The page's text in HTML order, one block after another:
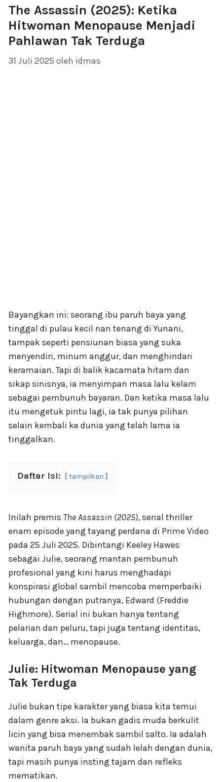
The Assassin (2025): Ketika
Hitwoman Menopause Menjadi
Pahlawan Tak Terduga
31 Juli 2025 oleh idmas
Bayangkan ini: seorang ibu paruh baya yang
tinggal di pulau kecil nan tenang di Yunani,
tampak seperti pensiunan biasa yang suka
menyendiri, minum anggur, dan menghindari
keramaian. Tapi di balik kacamata hitam dan
sikap sinisnya, ia menyimpan masa lalu kelam
sebagai pembunuh bayaran. Dan ketika masa lalu
itu mengetuk pintu lagi, ia tak punya pilihan
selain kembali ke dunia yang telah lama ia
tinggalkan.
Daftar Isi: tampilkan
Inilah premis The Assassin (2025), serial thriller
enam episode yang tayang perdana di Prime Video
pada 25 Juli 2025. Dibintangi Keeley Hawes
sebagai Julie, seorang mantan pembunuh
profesional yang kini harus menghadapi
konspirasi global sambil mencoba memperbaiki
hubungan dengan putranya, Edward (Freddie
Highmore). Serial ini bukan hanya tentang
pelarian dan peluru, tapi juga tentang identitas,
keluarga, dan… menopause.
Julie: Hitwoman Menopause yang
Tak Terduga
Julie bukan tipe karakter yang biasa kita temui
dalam genre aksi. Ia bukan gadis muda berkulit
licin yang bisa menembak sambil salto. Ia adalah
wanita paruh baya yang sudah lelah dengan dunia,
tapi masih punya insting tajam dan refleks
mematikan.